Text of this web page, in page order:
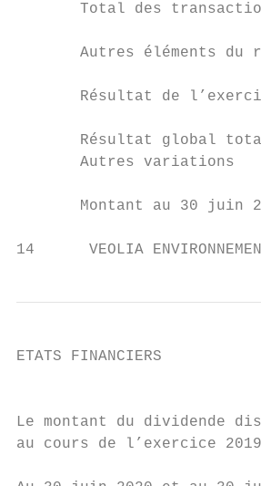
Total des
Autres éléments du
Résultat de
Résultat global
Autres variations
Montant au 30 juin
14      VEOLIA
ETATS FINANCIERS
Le montant du dividende
au cours de l’exercice